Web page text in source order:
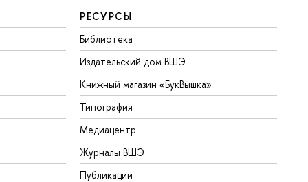
РЕСУРСЫ
Библиотека
Издательский дом ВШЭ
Книжный магазин «БукВышка»
Типография
Медиацентр
Журналы ВШЭ
Публикации